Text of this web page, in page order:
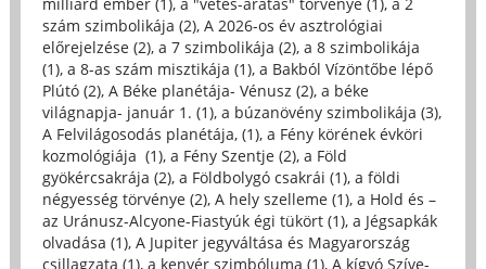
szám szimbolikája (2), A 2026-os év asztrológiai
előrejelzése (2), a 7 szimbolikája (2), a 8 szimbolikája
(1), a 8-as szám misztikája (1), a Bakból Vízöntőbe lépő
Plútó (2), A Béke planétája- Vénusz (2), a béke
világnapja- január 1. (1), a búzanövény szimbolikája (3),
A Felvilágosodás planétája, (1), a Fény körének évköri
kozmológiája (1), a Fény Szentje (2), a Föld
gyökércsakrája (2), a Földbolygó csakrái (1), a földi
négyesség törvénye (2), A hely szelleme (1), a Hold és –
az Uránusz-Alcyone-Fiastyúk égi tükört (1), a Jégsapkák
olvadása (1), A Jupiter jegyváltása és Magyarország
csillagzata (1), a kenyér szimbóluma (1), A kígyó Szíve-